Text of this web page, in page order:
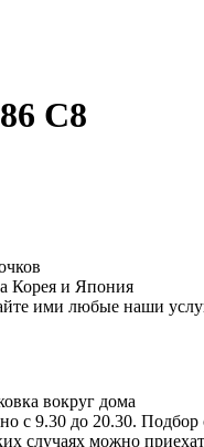
C8
Корея и Япония
ими любые наши
вокруг дома
с 9.30 до 20.30.
случаях можно